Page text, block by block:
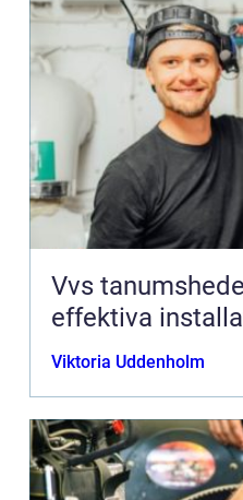
Vvs
effektiva
Viktoria Uddenholm